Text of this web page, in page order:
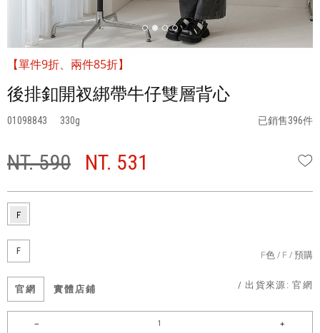
【單件9折、兩件85折】
後排釦開衩綁帶牛仔雙層背心
01098843 330 已銷售396件
NT. 590 NT. 531
F F色 F 預購
官網 實體店鋪 / 出貨來源:官網